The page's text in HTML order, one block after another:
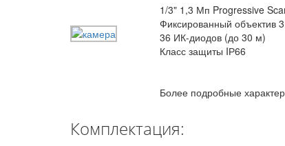
1/3" 1,3 Мп Progressive
Фиксированный объектив
36 ИК-диодов (до 30 м)
Класс защиты IР66
Более подробные
Комплектация: